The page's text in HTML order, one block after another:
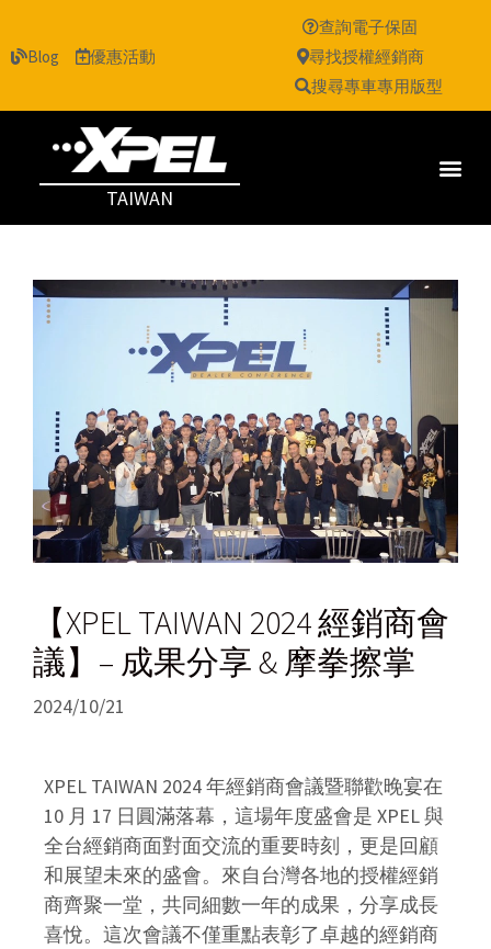
Blog 優惠活動
查詢電子保固
尋找授權經銷商
搜尋專車專用版型
TAIWAN
【XPEL TAIWAN 2024 經銷商會
議】– 成果分享 & 摩拳擦掌
2024/10/21
XPEL TAIWAN 2024 年經銷商會議暨聯歡晚宴在
10 月 17 日圓滿落幕，這場年度盛會是 XPEL 與
全台經銷商面對面交流的重要時刻，更是回顧
和展望未來的盛會。來自台灣各地的授權經銷
商齊聚一堂，共同細數一年的成果，分享成長
喜悅。這次會議不僅重點表彰了卓越的經銷商